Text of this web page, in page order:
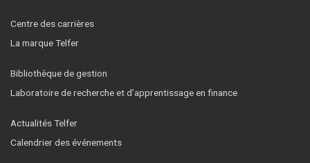
Centre des carrières
La marque Telfer
Bibliothèque de gestion
Laboratoire de recherche et d’apprentissage en finance
Actualités Telfer
Calendrier des événements